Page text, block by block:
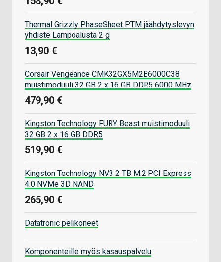
Thermal Grizzly PhaseSheet PTM jäähdytyslevyn
yhdiste Lämpöalusta 2 g
13,90 €
Corsair Vengeance CMK32GX5M2B6000C38
muistimoduuli 32 GB 2 x 16 GB DDR5 6000 MHz
479,90 €
Kingston Technology FURY Beast muistimoduuli
32 GB 2 x 16 GB DDR5
519,90 €
Kingston Technology NV3 2 TB M.2 PCI Express
4.0 NVMe 3D NAND
265,90 €
Datatronic pelikoneet
Komponenteille myös kasauspalvelu